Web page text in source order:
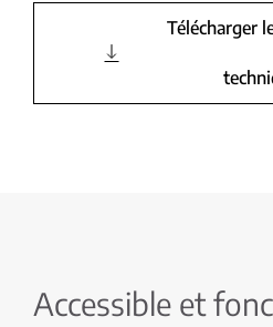
Télécharger
Accessible et